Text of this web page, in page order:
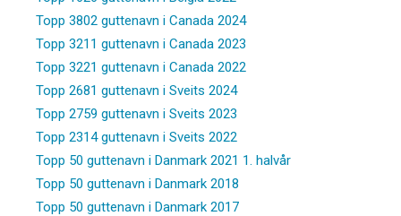
Topp 3802 guttenavn i Canada 2024
Topp 3211 guttenavn i Canada 2023
Topp 3221 guttenavn i Canada 2022
Topp 2681 guttenavn i Sveits 2024
Topp 2759 guttenavn i Sveits 2023
Topp 2314 guttenavn i Sveits 2022
Topp 50 guttenavn i Danmark 2021 1. halvår
Topp 50 guttenavn i Danmark 2018
Topp 50 guttenavn i Danmark 2017